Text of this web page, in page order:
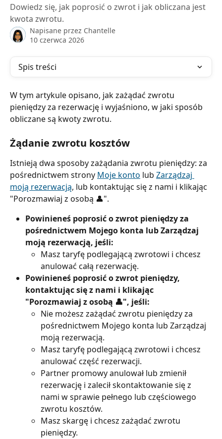
Dowiedz się, jak poprosić o zwrot i jak obliczana jest
kwota zwrotu.
Napisane przez Chantelle
10 czerwca 2026
Spis treści
W tym artykule opisano, jak zażądać zwrotu
pieniędzy za rezerwację i wyjaśniono, w jaki sposób
obliczane są kwoty zwrotu.
Żądanie zwrotu kosztów
Istnieją dwa sposoby zażądania zwrotu pieniędzy: za
pośrednictwem strony Moje konto lub Zarządzaj
moją rezerwacją, lub kontaktując się z nami i klikając
"Porozmawiaj z osobą 👤".
Powinieneś poprosić o zwrot pieniędzy za
pośrednictwem Mojego konta lub Zarządzaj
moją rezerwacją, jeśli:
Masz taryfę podlegającą zwrotowi i chcesz
anulować całą rezerwację.
Powinieneś poprosić o zwrot pieniędzy,
kontaktując się z nami i klikając
"Porozmawiaj z osobą 👤", jeśli:
Nie możesz zażądać zwrotu pieniędzy za
pośrednictwem Mojego konta lub Zarządzaj
moją rezerwacją.
Masz taryfę podlegającą zwrotowi i chcesz
anulować część rezerwacji.
Partner promowy anulował lub zmienił
rezerwację i zalecił skontaktowanie się z
nami w sprawie pełnego lub częściowego
zwrotu kosztów.
Masz skargę i chcesz zażądać zwrotu
pieniędzy.